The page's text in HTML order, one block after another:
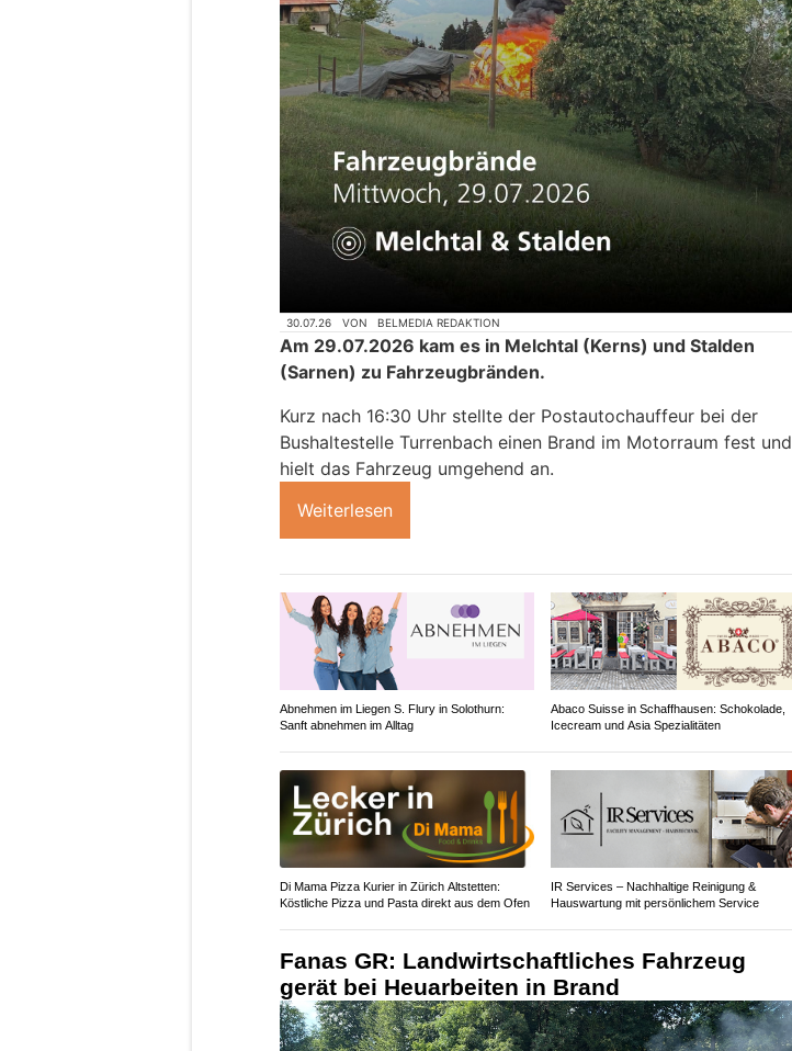
30.07.26 VON BELMEDIA REDAKTION
Am 29.07.2026 kam es in Melchtal (Kerns) und Stalden
(Sarnen) zu Fahrzeugbränden.
Kurz nach 16:30 Uhr stellte der Postautochauffeur bei der
Bushaltestelle Turrenbach einen Brand im Motorraum fest und
hielt das Fahrzeug umgehend an.
Weiterlesen
Abnehmen im Liegen S. Flury in Solothurn:
Sanft abnehmen im Alltag
Abaco Suisse in Schaffhausen: Schokolade,
Icecream und Asia Spezialitäten
Di Mama Pizza Kurier in Zürich Altstetten:
Köstliche Pizza und Pasta direkt aus dem Ofen
IR Services – Nachhaltige Reinigung &
Hauswartung mit persönlichem Service
Fanas GR: Landwirtschaftliches Fahrzeug
gerät bei Heuarbeiten in Brand